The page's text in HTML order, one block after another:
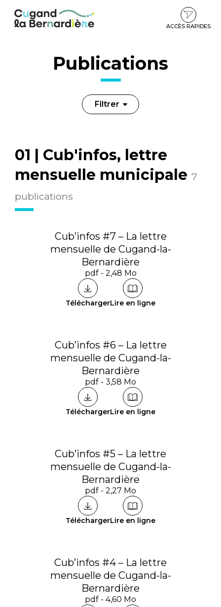
contenu
pied
ACCÈS RAPIDES
Publications
Filtrer
les
publications
01 | Cub'infos, lettre
mensuelle municipale 7
publications
Cub’infos #7 – La lettre
mensuelle de Cugand-la-
Bernardière
pdf - 2,48 Mo
TéléchargerLire en ligne
Cub’infos #6 – La lettre
mensuelle de Cugand-la-
Bernardière
pdf - 3,58 Mo
TéléchargerLire en ligne
Cub’infos #5 – La lettre
mensuelle de Cugand-la-
Bernardière
pdf - 2,27 Mo
TéléchargerLire en ligne
Cub’infos #4 – La lettre
mensuelle de Cugand-la-
Bernardière
pdf - 4,60 Mo